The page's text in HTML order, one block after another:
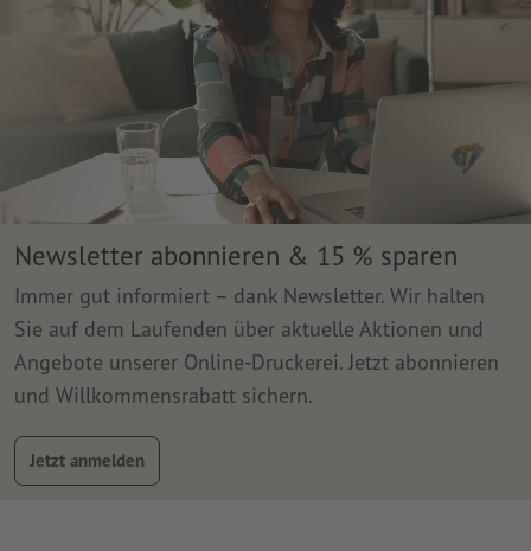
Newsletter abonnieren & 15 % sparen
Immer gut informiert – dank Newsletter. Wir halten
Sie auf dem Laufenden über aktuelle Aktionen und
Angebote unserer Online-Druckerei. Jetzt abonnieren
und Willkommensrabatt sichern.
Jetzt anmelden